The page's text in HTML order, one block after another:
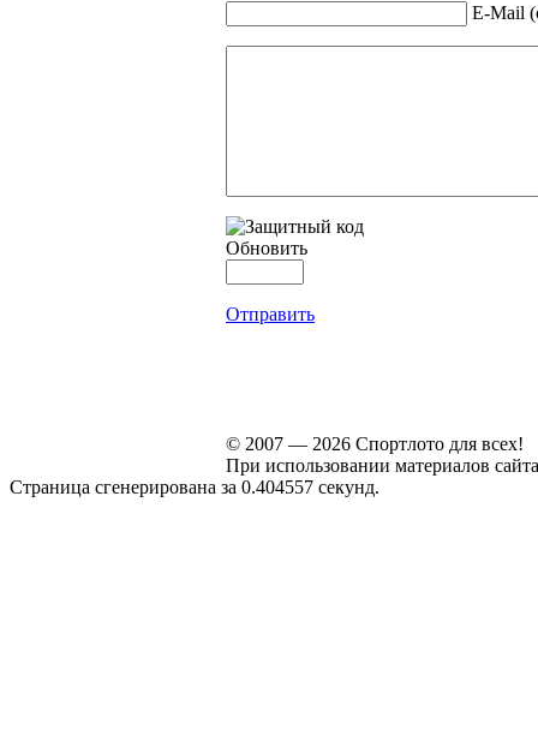
E-Mail
Обновить
Отправить
© 2007 — 2026 Спортлото для всех!
При использовании материалов
Страница сгенерирована за 0.404557 секунд.